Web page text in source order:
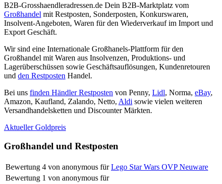
B2B-Grosshaendleradressen.de Dein B2B-Marktplatz vom
Großhandel mit Restposten, Sonderposten, Konkurswaren,
Insolvent-Angeboten, Waren für den Wiederverkauf im Import und
Export Geschäft.
Wir sind eine Internationale Großhanels-Plattform für den
Großhandel mit Waren aus Insolvenzen, Produktions- und
Lagerüberschüssen sowie Geschäftsauflösungen, Kundenretouren
und den Restposten Handel.
Bei uns finden Händler Restposten von Penny, Lidl, Norma, eBay,
Amazon, Kaufland, Zalando, Netto, Aldi sowie vielen weiteren
Versandhandelsketten und Discounter Märkten.
Aktueller Goldpreis
Großhandel und Restposten
Bewertung 4 von anonymous für Lego Star Wars OVP Neuware
Bewertung 1 von anonymous für